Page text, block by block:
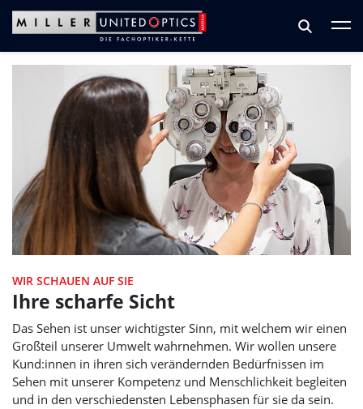
Zum Hauptinhalt springen
Zum Footer springen
WIR SCHAUEN AUF SIE
Ihre scharfe Sicht
Das Sehen ist unser wichtigster Sinn, mit welchem wir einen
Großteil unserer Umwelt wahrnehmen. Wir wollen unsere
Kund:innen in ihren sich verändernden Bedürfnissen im
Sehen mit unserer Kompetenz und Menschlichkeit begleiten
und in den verschiedensten Lebensphasen für sie da sein.